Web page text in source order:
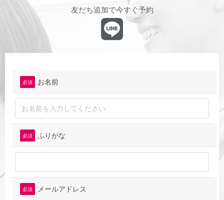
友だち追加で今すぐ予約
必須 お名前
必須 ふりがな
必須 メールアドレス